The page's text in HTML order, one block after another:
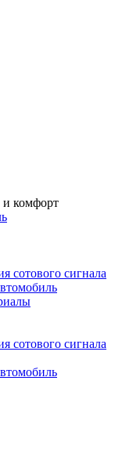
комфорт
сотового сигнала
сотового сигнала